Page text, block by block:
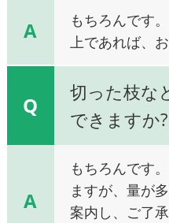
A
もちろんです
上であれば、
Q
切った枝な
できますか?
A
もちろんです
ますが、量が
案内し、ご了